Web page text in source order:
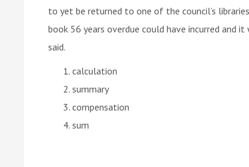
to yet be returned to one of the council’s
book 56 years overdue could have incurred and
said.
calculation
summary
compensation
sum